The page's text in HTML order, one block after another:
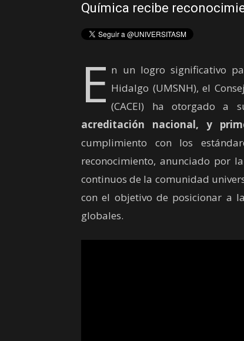
Química recibe
E n un logro significativo
Hidalgo (UMSNH), el
(CACEI) ha otorgado a
acreditación nacional, y
cumplimiento con los
reconocimiento, anunciado por
continuos de la comunidad
con el objetivo de posicionar a
globales.